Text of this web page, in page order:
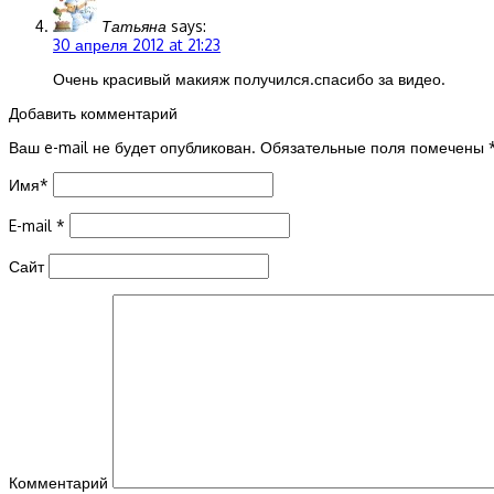
Татьяна says:
30 апреля 2012 at 21:23
Очень красивый макияж получился.спасибо за видео.
Добавить комментарий
Ваш e-mail не будет опубликован. Обязательные поля помечены
Имя*
E-mail *
Сайт
Комментарий